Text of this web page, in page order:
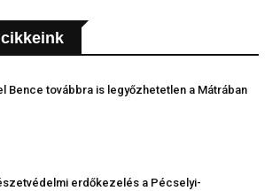
Bence továbbra is legyőzhetetlen a Mátrában
erdőkezelés a Pécselyi-